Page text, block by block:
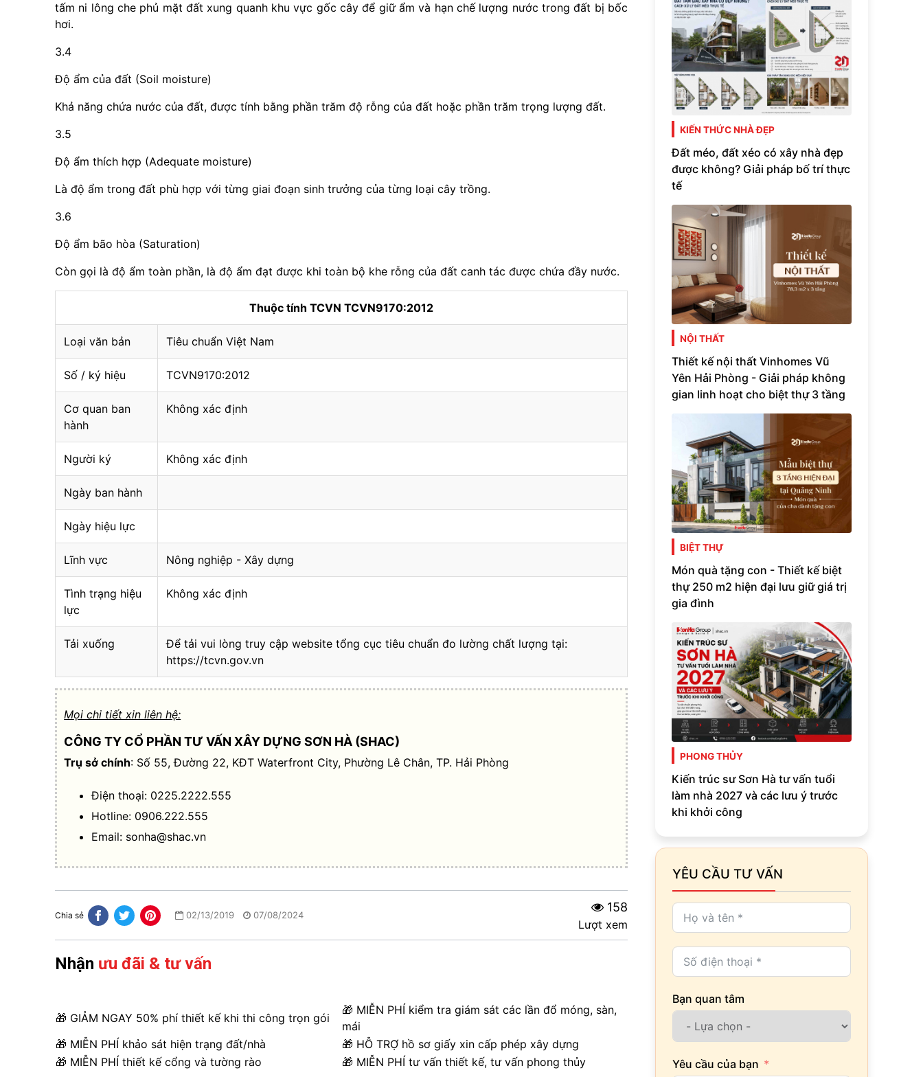
tấm ni lông che phủ mặt đất xung quanh khu vực gốc cây để giữ ẩm và hạn chế lượng nước trong đất bị bốc
hơi.
3.4
Độ ẩm của đất (Soil moisture)
Khả năng chứa nước của đất, được tính bằng phần trăm độ rỗng của đất hoặc phần trăm trọng lượng đất.
3.5
Độ ẩm thích hợp (Adequate moisture)
Là độ ẩm trong đất phù hợp với từng giai đoạn sinh trưởng của từng loại cây trồng.
3.6
Độ ẩm bão hòa (Saturation)
Còn gọi là độ ẩm toàn phần, là độ ẩm đạt được khi toàn bộ khe rỗng của đất canh tác được chứa đầy nước.
Thuộc tính TCVN TCVN9170:2012
Loại văn bản Tiêu chuẩn Việt Nam
Số / ký hiệu TCVN9170:2012
Cơ quan ban
hành
Không xác định
Người ký Không xác định
Ngày ban hành
Ngày hiệu lực
Lĩnh vực Nông nghiệp - Xây dựng
Tình trạng hiệu
lực
Không xác định
Tải xuống
Để tải vui lòng truy cập website tổng cục tiêu chuẩn đo lường chất lượng tại:
https://tcvn.gov.vn
Mọi chi tiết xin liên hệ:
CÔNG TY CỔ PHẦN TƯ VẤN XÂY DỰNG SƠN HÀ (SHAC)
Trụ sở chính: Số 55, Đường 22, KĐT Waterfront City, Phường Lê Chân, TP. Hải Phòng
Điện thoại: 0225.2222.555
Hotline: 0906.222.555
Email: sonha@shac.vn
Chia sẻ 02/13/2019 07/08/2024
158
Lượt xem
Nhận ưu đãi & tư vấn
🎁 GIẢM NGAY 50% phí thiết kế khi thi công trọn gói
🎁 MIỄN PHÍ kiểm tra giám sát các lần đổ móng, sàn,
mái
🎁 MIỄN PHÍ khảo sát hiện trạng đất/nhà
🎁 HỖ TRỢ hồ sơ giấy xin cấp phép xây dựng
🎁 MIỄN PHÍ thiết kế cổng và tường rào
🎁 MIỄN PHÍ tư vấn thiết kế, tư vấn phong thủy
KIẾN THỨC NHÀ ĐẸP
Đất méo, đất xéo có xây nhà đẹp
được không? Giải pháp bố trí thực
tế
NỘI THẤT
Thiết kế nội thất Vinhomes Vũ
Yên Hải Phòng - Giải pháp không
gian linh hoạt cho biệt thự 3 tầng
BIỆT THỰ
Món quà tặng con - Thiết kế biệt
thự 250 m2 hiện đại lưu giữ giá trị
gia đình
PHONG THỦY
Kiến trúc sư Sơn Hà tư vấn tuổi
làm nhà 2027 và các lưu ý trước
khi khởi công
YÊU CẦU TƯ VẤN
Bạn quan tâm
Yêu cầu của bạn